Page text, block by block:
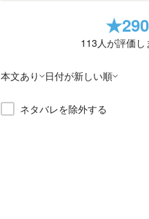
★290
113人が評価し
本文あり 日付が新しい順
ネタバレを除外する